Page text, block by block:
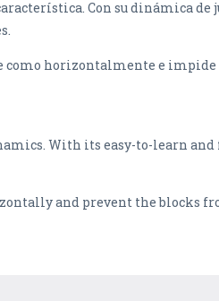
Con su dinámica de
horizontalmente e impide
With its easy-to-learn
and prevent the blocks